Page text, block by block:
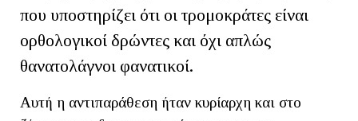
που υποστηρίζει ότι οι τρομοκράτες είναι
ορθολογικοί δρώντες και όχι απλώς
θανατολάγνοι φανατικοί.
Αυτή η αντιπαράθεση ήταν κυρίαρχη και στο